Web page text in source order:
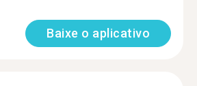
Baixe o aplicativo